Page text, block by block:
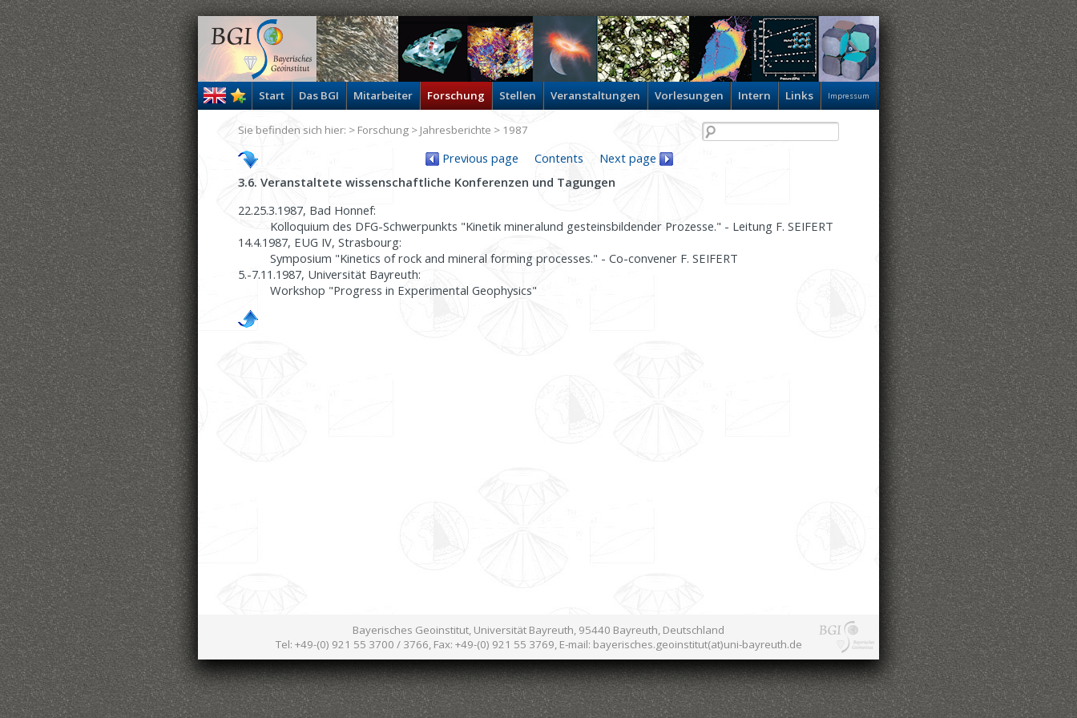
Start Das BGI Mitarbeiter Forschung Stellen Veranstaltungen Vorlesungen Intern Links Impressum
Previous page Contents
Next page
3.6. Veranstaltete wissenschaftliche Konferenzen und Tagungen
22.25.3.1987, Bad Honnef:
Kolloquium des DFG-Schwerpunkts "Kinetik mineral­und gesteinsbildender Prozesse." - Leitung F. SEIFERT
14.4.1987, EUG IV, Strasbourg:
Symposium "Kinetics of rock and mineral forming processes." - Co-convener F. SEIFERT
5.-7.11.1987, Universität Bayreuth:
Workshop "Progress in Experimental Geophysics"
Sie befinden sich hier: > Forschung > Jahresberichte > 1987
Bayerisches Geoinstitut, Universität Bayreuth, 95440 Bayreuth, Deutschland
Tel: +49-(0) 921 55 3700 / 3766, Fax: +49-(0) 921 55 3769, E-mail: bayerisches.geoinstitut(at)uni-bayreuth.de